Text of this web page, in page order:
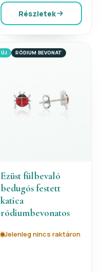
Részletek
ÚJ RÓDIUM BEVONAT
Ezüst fülbevaló
bedugós festett
katica
ródiumbevonatos
Jelenleg nincs raktáron